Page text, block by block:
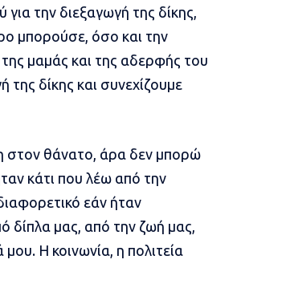
την διεξαγωγή της δίκης,
μπορούσε, όσο και την
της μαμάς και της αδερφής του
της δίκης και συνεχίζουμε
στον θάνατο, άρα δεν μπορώ
κάτι που λέω από την
εάν ήταν
δίπλα μας, από την ζωή μας,
Η κοινωνία, η πολιτεία